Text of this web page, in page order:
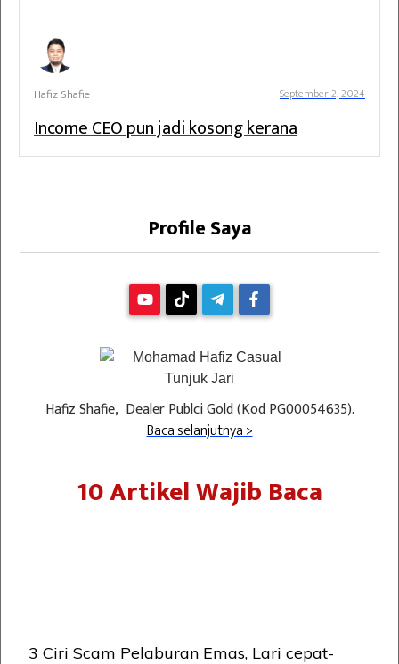
Hafiz Shafie September 2, 2024
Income CEO pun jadi kosong kerana
Profile Saya
Hafiz Shafie, Dealer Publci Gold (Kod PG00054635).
Baca selanjutnya >
10 Artikel Wajib Baca
3 Ciri Scam Pelaburan Emas, Lari cepat-